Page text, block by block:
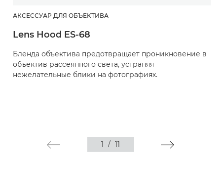
АКСЕССУАР ДЛЯ ОБЪЕКТИВА
Lens Hood ES-68
Бленда объектива предотвращает проникновение в
объектив рассеянного света, устраняя
нежелательные блики на фотографиях.
1 / 11